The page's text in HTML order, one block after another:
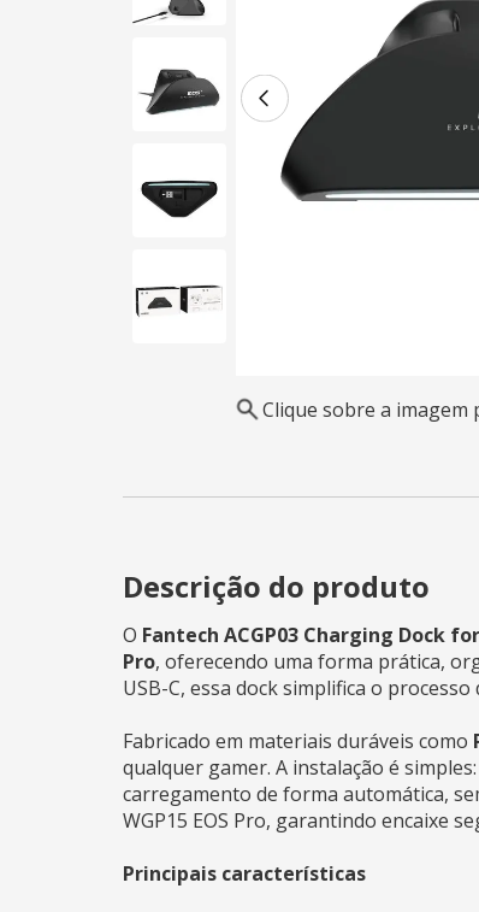
Clique sobre a imagem
Descrição do produto
O Fantech ACGP03 Charging Dock
Pro, oferecendo uma forma prática,
USB-C, essa dock simplifica o
Fabricado em materiais duráveis como
qualquer gamer. A instalação é
carregamento de forma automática,
WGP15 EOS Pro, garantindo encaixe
Principais características